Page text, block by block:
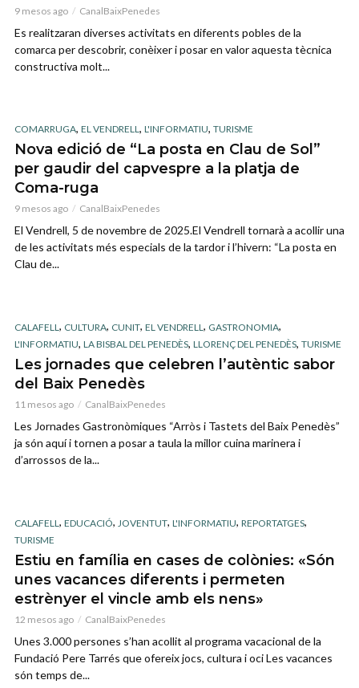
9 mesos ago CanalBaixPenedes
Es realitzaran diverses activitats en diferents pobles de la
comarca per descobrir, conèixer i posar en valor aquesta tècnica
constructiva molt...
COMARRUGA, EL VENDRELL, L'INFORMATIU, TURISME
Nova edició de “La posta en Clau de Sol”
per gaudir del capvespre a la platja de
Coma-ruga
9 mesos ago CanalBaixPenedes
El Vendrell, 5 de novembre de 2025.El Vendrell tornarà a acollir una
de les activitats més especials de la tardor i l’hivern: “La posta en
Clau de...
CALAFELL , CULTURA, CUNIT, EL VENDRELL , GASTRONOMIA,
L'INFORMATIU, LA BISBAL DEL PENEDÈS, LLORENÇ DEL PENEDÈS, TURISME
Les jornades que celebren l’autèntic sabor
del Baix Penedès
11 mesos ago CanalBaixPenedes
Les Jornades Gastronòmiques “Arròs i Tastets del Baix Penedès”
ja són aquí i tornen a posar a taula la millor cuina marinera i
d’arrossos de la...
CALAFELL , EDUCACIÓ, JOVENTUT, L'INFORMATIU, REPORTATGES,
TURISME
Estiu en família en cases de colònies: «Són
unes vacances diferents i permeten
estrènyer el vincle amb els nens»
12 mesos ago CanalBaixPenedes
Unes 3.000 persones s’han acollit al programa vacacional de la
Fundació Pere Tarrés que ofereix jocs, cultura i oci Les vacances
són temps de...